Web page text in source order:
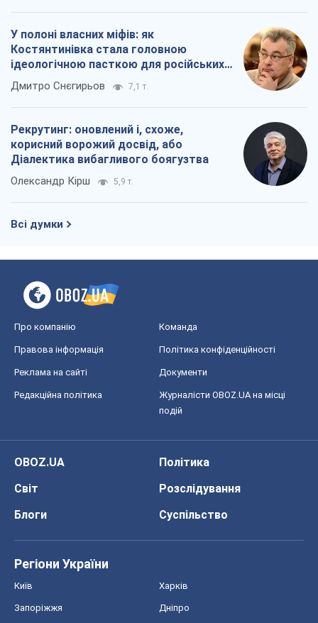
У полоні власних міфів: як
Костянтинівка стала головною
ідеологічною пасткою для російських
окупантів
Дмитро Снєгирьов 7,1 т.
Рекрутинг: оновлений і, схоже,
корисний ворожий досвід, або
Діалектика вибагливого боягузтва
Олександр Кірш 5,9 т.
Всі думки
Про компанію Команда
Правова інформація Політика конфіденційності
Реклама на сайті Документи
Редакційна політика
Журналісти OBOZ.UA на місці
подій
OBOZ.UA
Політика
Світ
Розслідування
Блоги
Суспільство
Регіони України
Київ Харків
Запоріжжя Дніпро